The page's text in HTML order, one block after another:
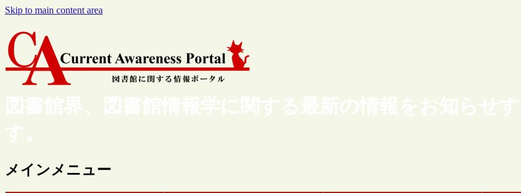
Skip to main content area
図書館界、図書館情報学に関する最新の情報をお知らせ
す。
メインメニュー